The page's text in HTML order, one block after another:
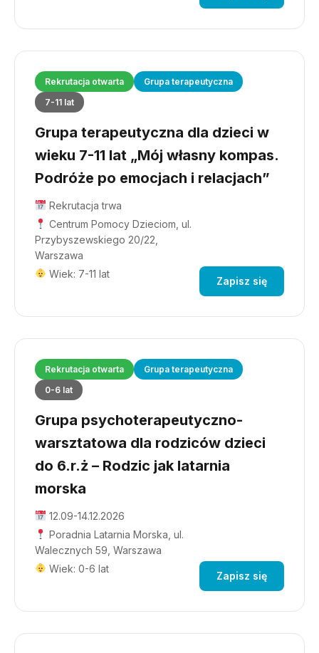
Rekrutacja otwarta
Grupa terapeutyczna
7-11 lat
Grupa terapeutyczna dla dzieci w
wieku 7-11 lat „Mój własny kompas.
Podróże po emocjach i relacjach”
Rekrutacja trwa
Centrum Pomocy Dzieciom, ul.
Przybyszewskiego 20/22,
Warszawa
Wiek: 7-11 lat
Zapisz się
Rekrutacja otwarta
Grupa terapeutyczna
0-6 lat
Grupa psychoterapeutyczno-
warsztatowa dla rodziców dzieci
do 6.r.ż – Rodzic jak latarnia
morska
12.09-14.12.2026
Poradnia Latarnia Morska, ul.
Walecznych 59, Warszawa
Wiek: 0-6 lat
Zapisz się